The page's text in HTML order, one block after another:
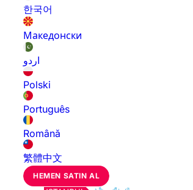
한국어
Македонски
اردو
Polski
Português
Română
繁體中文
HEMEN SATIN AL